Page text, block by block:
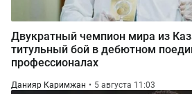
Двукратный чемпион мира из
титульный бой в дебютном
профессионалах
Данияр Каримжан 5 августа 11:03